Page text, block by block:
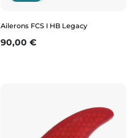
Ailerons FCS I HB Legacy
Prix
90,00 €